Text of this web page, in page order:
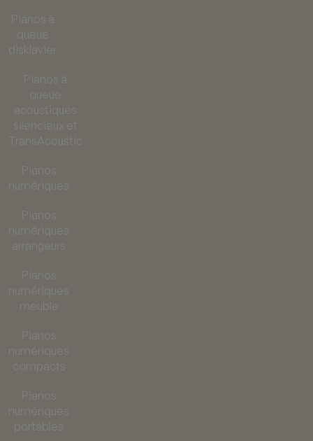
Pianos à
queue
disklavier
Pianos à
queue
acoustiques
silencieux et
TransAcoustic
Pianos
numériques
Pianos
numériques
arrangeurs
Pianos
numériques
meuble
Pianos
numériques
compacts
Pianos
numériques
portables